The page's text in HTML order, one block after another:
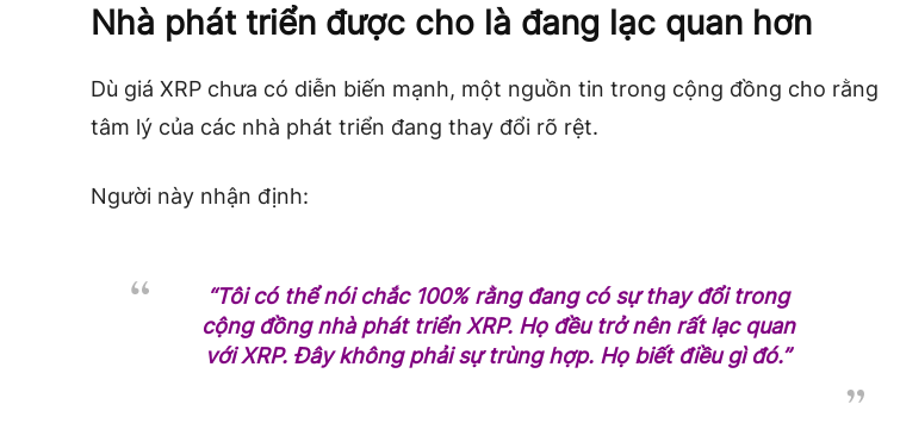
Nhà phát triển được cho là đang lạc quan hơn
Dù giá XRP chưa có diễn biến mạnh, một nguồn tin trong cộng đồng cho rằng
tâm lý của các nhà phát triển đang thay đổi rõ rệt.
Người này nhận định:
“Tôi có thể nói chắc 100% rằng đang có sự thay đổi trong
cộng đồng nhà phát triển XRP. Họ đều trở nên rất lạc quan
với XRP. Đây không phải sự trùng hợp. Họ biết điều gì đó.”